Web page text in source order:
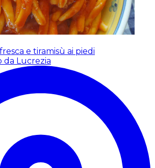
e tiramisù ai piedi
da Lucrezia